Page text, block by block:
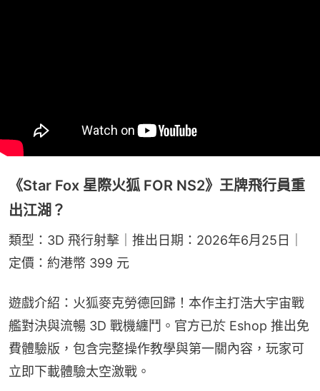
《Star Fox 星際火狐 FOR NS2》王牌飛行員重
出江湖？
類型：3D 飛行射擊｜推出日期：2026年6月25日｜
定價：約港幣 399 元
遊戲介紹：火狐麥克勞德回歸！本作主打浩大宇宙戰
艦對決與流暢 3D 戰機纏鬥。官方已於 Eshop 推出免
費體驗版，包含完整操作教學與第一關內容，玩家可
立即下載體驗太空激戰。